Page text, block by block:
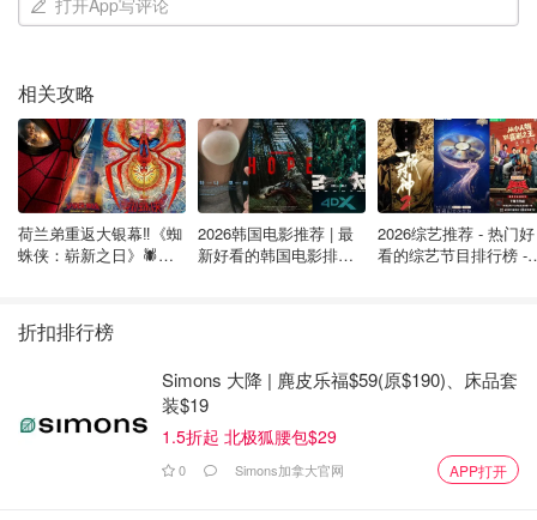
打开App写评论
相关攻略
荷兰弟重返大银幕‼️《蜘
蛛侠：崭新之日》🕷️北
2026韩国电影推荐 | 最
新好看的韩国电影排行
2026综艺推荐 - 热门好
看的综艺节目排行榜 -
折扣排行榜
Simons 大降 | 麂皮乐福$59(原$190)、床品套
装$19
1.5折起 北极狐腰包$29
0 Simons加拿大官网 APP打开